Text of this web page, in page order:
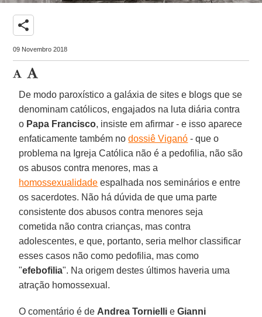
share
09 Novembro 2018
De modo paroxístico a galáxia de sites e blogs que se
denominam católicos, engajados na luta diária contra
o Papa Francisco, insiste em afirmar - e isso aparece
enfaticamente também nodossiê Viganó - que o
problema na Igreja Católica não é a pedofilia, não são
os abusos contra menores, mas a
homossexualidade espalhada nos seminários e entre
os sacerdotes. Não há dúvida de que uma parte
consistente dos abusos contra menores seja
cometida não contra crianças, mas contra
adolescentes, e que, portanto, seria melhor classificar
esses casos não como pedofilia, mas como
"efebofilia". Na origem destes últimos haveria uma
atração homossexual.
O comentário é de Andrea Torniellie Gianni